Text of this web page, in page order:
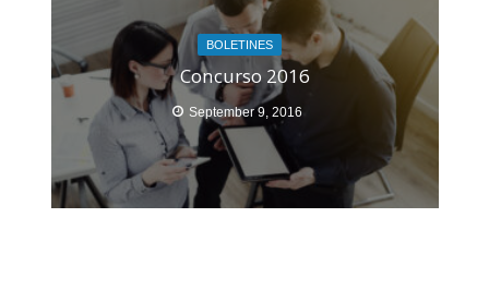
BOLETINES
Concurso 2016
September 9, 2016